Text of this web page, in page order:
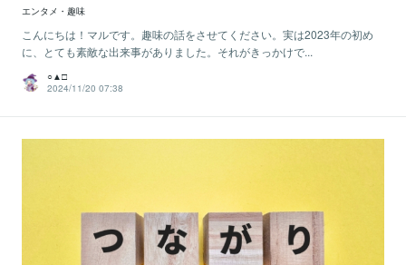
エンタメ・趣味
こんにちは！マルです。趣味の話をさせてください。実は2023年の初め
に、とても素敵な出来事がありました。それがきっかけで...
○▲□
2024/11/20 07:38